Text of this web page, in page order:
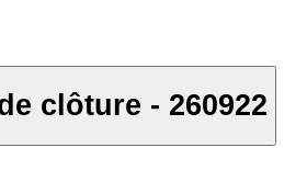
clôture - 260922